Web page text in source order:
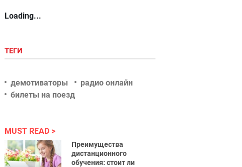
Loading...
ТЕГИ
демотиваторы
радио онлайн
билеты на поезд
MUST READ
Преимущества
дистанционного
обучения: стоит ли